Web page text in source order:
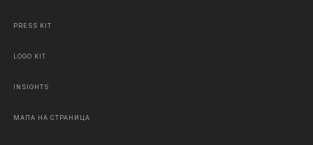
PRESS KIT
LOGO KIT
INSIGHTS
МАПА НА СТРАНИЦА